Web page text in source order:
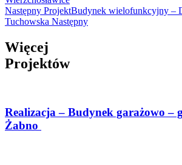
Następny ProjektBudynek wielofunkcyjny –
Tuchowska Następny
Więcej
Projektów
Realizacja – Budynek garażowo –
Żabno